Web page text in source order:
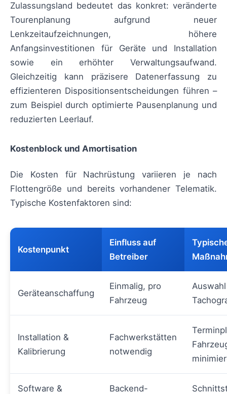
Zulassungsland bedeutet das konkret: veränderte
Tourenplanung aufgrund neuer
Lenkzeitaufzeichnungen, höhere
Anfangsinvestitionen für Geräte und Installation
sowie ein erhöhter Verwaltungsaufwand.
Gleichzeitig kann präzisere Datenerfassung zu
effizienteren Dispositionsentscheidungen führen –
zum Beispiel durch optimierte Pausenplanung und
reduzierten Leerlauf.
Kostenblock und Amortisation
Die Kosten für Nachrüstung variieren je nach
Flottengröße und bereits vorhandener Telematik.
Typische Kostenfaktoren sind:
Kostenpunkt
Einfluss auf
Betreiber
Geräteanschaffung
Einmalig, pro
Fahrzeug
Installation &
Kalibrierung
Fachwerkstätten
notwendig
Software &
Backend-